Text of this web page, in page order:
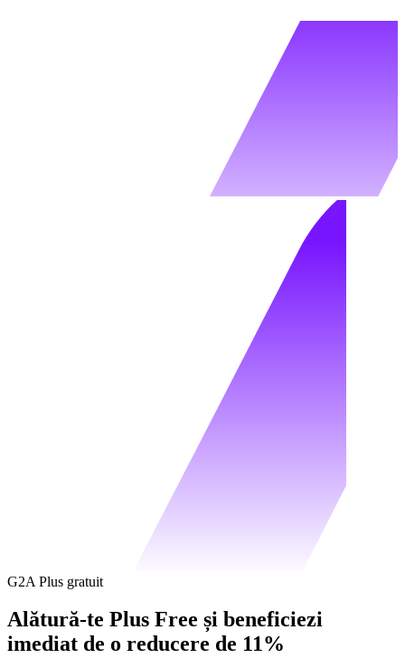
G2A Plus gratuit
Alătură-te Plus Free și beneficiezi
imediat de o reducere de 11%